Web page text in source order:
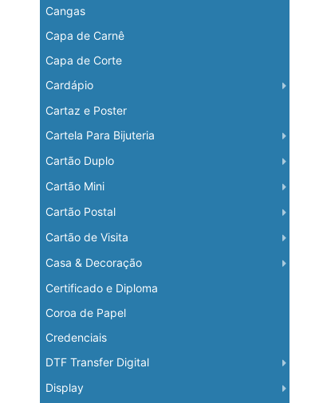
Cangas
Capa de Carnê
Capa de Corte
Cardápio
Cartaz e Poster
Cartela Para Bijuteria
Cartão Duplo
Cartão Mini
Cartão Postal
Cartão de Visita
Casa & Decoração
Certificado e Diploma
Coroa de Papel
Credenciais
DTF Transfer Digital
Display